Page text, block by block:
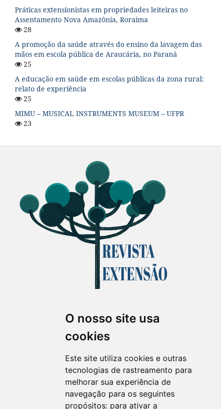
O nosso site usa
cookies
Este site utiliza cookies e outras
tecnologias de rastreamento para
melhorar sua experiência de
navegação para os seguintes
propósitos: para ativar a
Práticas extensionistas em propriedades leiteiras no
Assentamento Nova Amazônia, Roraima
28
A promoção da saúde através do ensino da lavagem das
mãos em escola pública de Araucária, no Paraná
25
A educação em saúde em escolas públicas da zona rural:
relato de experiência
25
MIMU – MUSICAL INSTRUMENTS MUSEUM – UFPR
23
Revista Extensão em Foco
ISSN 2358-7180 (on-line)